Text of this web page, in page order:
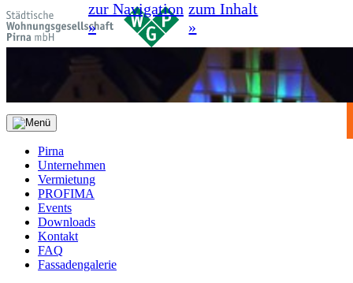
zur Navigation
»
zum Inhalt
»
Pirna
Unternehmen
Vermietung
PROFIMA
Events
Downloads
Kontakt
FAQ
Fassadengalerie